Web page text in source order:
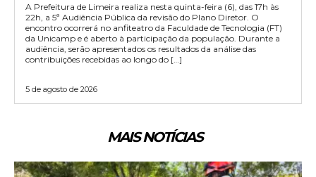
A Prefeitura de Limeira realiza nesta quinta-feira (6), das 17h às
22h, a 5ª Audiência Pública da revisão do Plano Diretor. O
encontro ocorrerá no anfiteatro da Faculdade de Tecnologia (FT)
da Unicamp e é aberto à participação da população. Durante a
audiência, serão apresentados os resultados da análise das
contribuições recebidas ao longo do […]
5 de agosto de 2026
MAIS NOTÍCIAS